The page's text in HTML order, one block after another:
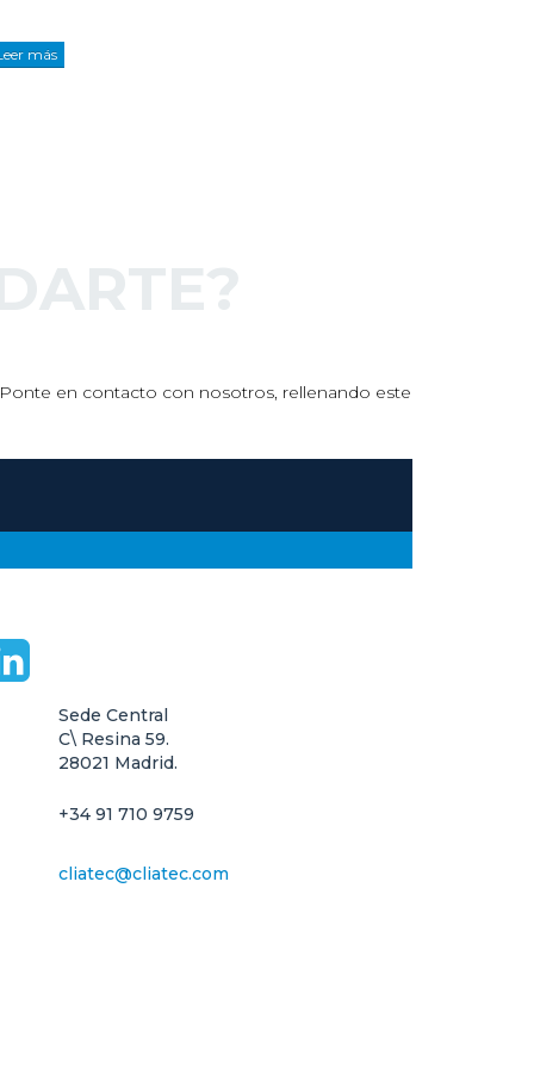
más
en contacto con nosotros, rellenando este
Sede Central
C\ Resina 59.
28021 Madrid.
+34 91 710 9759
cliatec@cliatec.com